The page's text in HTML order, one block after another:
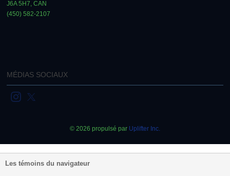
Les témoins du navigateur
J6A 5H7, CAN
(450) 582-2107
MÉDIAS SOCIAUX
© 2026 propulsé par Uplifter Inc.